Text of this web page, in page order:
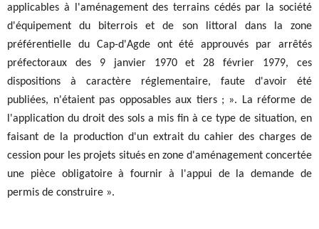
applicables à l'aménagement des terrains cédés par la société
d'équipement du biterrois et de son littoral dans la zone
préférentielle du Cap-d'Agde ont été approuvés par arrêtés
préfectoraux des 9 janvier 1970 et 28 février 1979, ces
dispositions à caractère réglementaire, faute d'avoir été
publiées, n'étaient pas opposables aux tiers ; ». La réforme de
l'application du droit des sols a mis fin à ce type de situation, en
faisant de la production d'un extrait du cahier des charges de
cession pour les projets situés en zone d'aménagement concertée
une pièce obligatoire à fournir à l'appui de la demande de
permis de construire ».